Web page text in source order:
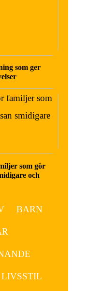
som ger
som gör
och
BARN
LIVSSTIL